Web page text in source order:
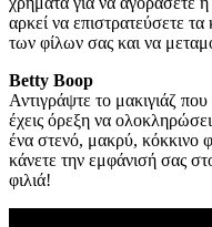
αρκεί να επιστρατεύσετε
των φίλων σας και να
Betty Boop
Αντιγράψτε το μακιγιάζ
έχεις όρεξη να
ένα στενό, μακρύ, κόκκινο
κάνετε την εμφάνισή σας
φιλιά!